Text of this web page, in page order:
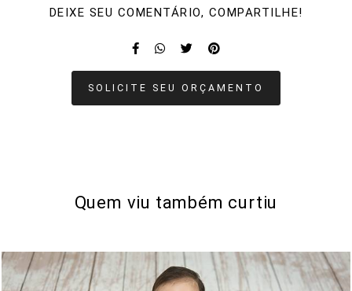
DEIXE SEU COMENTÁRIO, COMPARTILHE!
SOLICITE SEU ORÇAMENTO
Quem viu também curtiu